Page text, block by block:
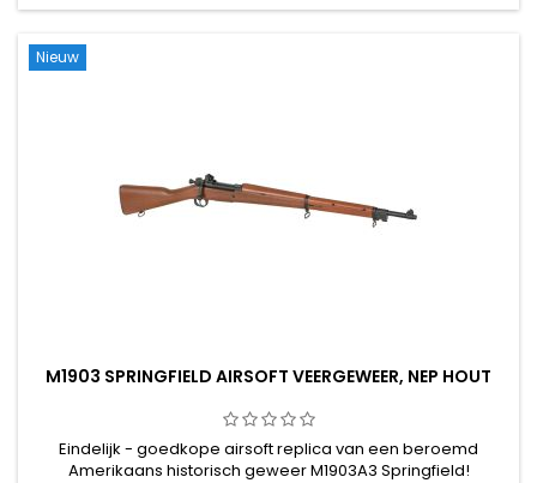
Nieuw
M1903 SPRINGFIELD AIRSOFT VEERGEWEER, NEP HOUT
Eindelijk - goedkope airsoft replica van een beroemd
Amerikaans historisch geweer M1903A3 Springfield!